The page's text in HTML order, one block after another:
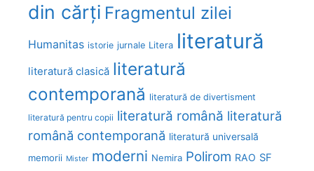
din cărți Fragmentul zilei
Humanitas istorie jurnale Litera literatură
literatură clasică literatură
contemporană literatură de divertisment
literatură pentru copii literatură română literatură
română contemporană literatură universală
memorii Mister moderni Nemira Polirom RAO SF